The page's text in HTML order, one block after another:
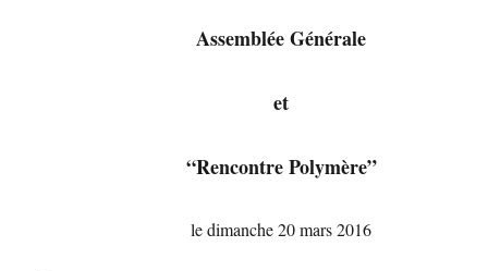
Assemblée Générale
et
“Rencontre Polymère”
le dimanche 20 mars 2016